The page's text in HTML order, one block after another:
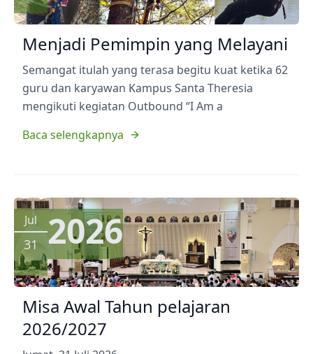
Menjadi Pemimpin yang Melayani
Semangat itulah yang terasa begitu kuat ketika 62
guru dan karyawan Kampus Santa Theresia
mengikuti kegiatan Outbound “I Am a
Baca selengkapnya
Jul
31 2026
Misa Awal Tahun pelajaran
2026/2027